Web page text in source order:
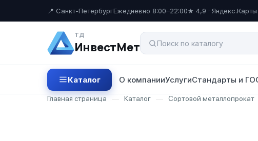
📍 Санкт-ПетербургЕжедневно 8:00–22:00★ 4,9 · Яндекс.Карты
ТД
ИнвестМет
Каталог О компанииУслугиСтандарты и
Главная страница — Каталог — Сортовой металлопрокат